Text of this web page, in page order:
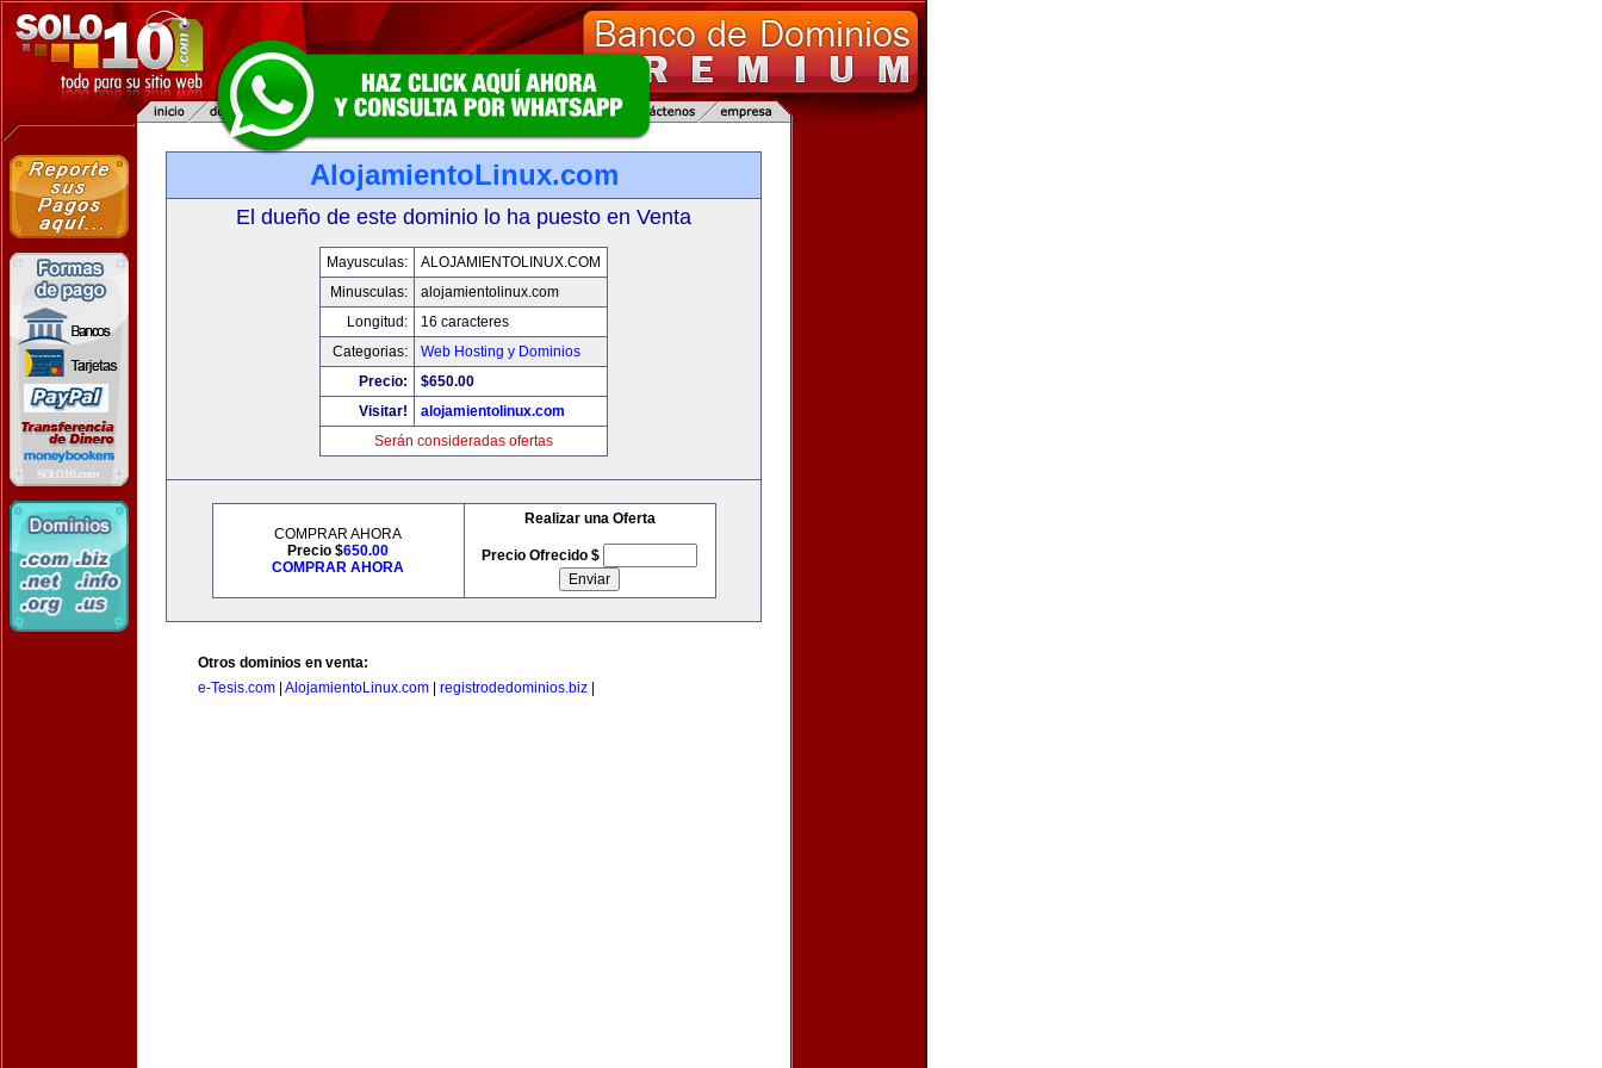
AlojamientoLinux.com
El dueño de este dominio lo ha puesto en Venta
Mayusculas:
ALOJAMIENTOLINUX.COM
Minusculas:
alojamientolinux.com
Longitud:
16 caracteres
Categorias:
Web Hosting y Dominios
Precio:
$650.00
Visitar!
alojamientolinux.com
Serán consideradas ofertas
COMPRAR AHORA
Precio $650.00
COMPRAR AHORA
Realizar una Oferta
Precio Ofrecido $
Otros dominios en venta:
e-Tesis.com AlojamientoLinux.com registrodedominios.biz